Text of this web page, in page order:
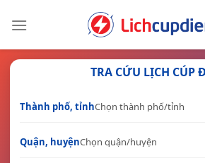
TRA CỨU LỊCH CÚP
Thành phố, tỉnh
Quận, huyện